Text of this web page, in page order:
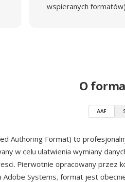
wspieranych
O
AAF
Authoring Format) to
w celu ulatwienia wymiany
Pierwotnie opracowany przez
Adobe Systems, format jest